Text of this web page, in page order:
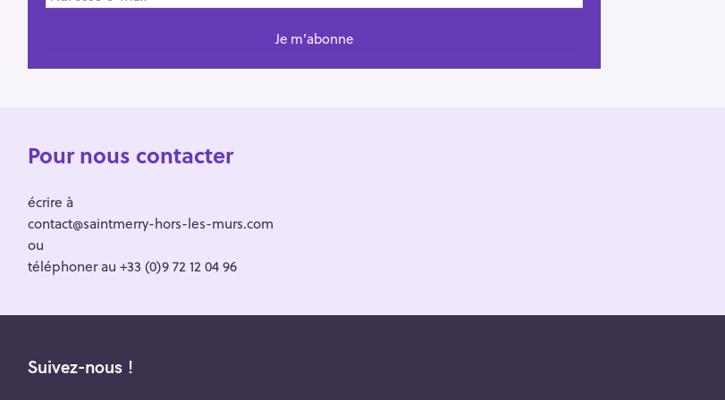
Pour nous contacter
écrire à
contact@saintmerry-hors-les-murs.com
ou
téléphoner au +33 (0)9 72 12 04 96
Suivez-nous !